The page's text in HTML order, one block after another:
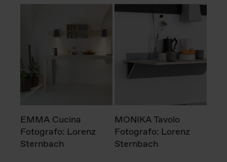
EMMA Cucina
Fotografo: Lorenz
Sternbach
MONIKA Tavolo
Fotografo: Lorenz
Sternbach